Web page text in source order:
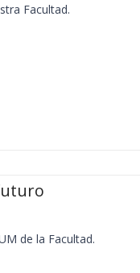
Facultad.
de la Facultad.